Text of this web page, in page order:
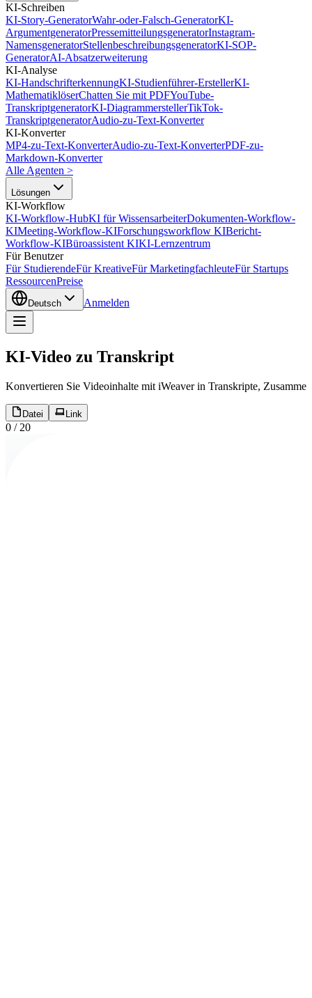
KI-Schreiben
KI-Story-GeneratorWahr-oder-Falsch-GeneratorKI-
ArgumentgeneratorPressemitteilungsgeneratorInstagram-
NamensgeneratorStellenbeschreibungsgeneratorKI-SOP-
GeneratorAI-Absatzerweiterung
KI-Analyse
KI-HandschrifterkennungKI-Studienführer-ErstellerKI-
MathematiklöserChatten Sie mit PDFYouTube-
TranskriptgeneratorKI-DiagrammerstellerTikTok-
TranskriptgeneratorAudio-zu-Text-Konverter
KI-Konverter
MP4-zu-Text-KonverterAudio-zu-Text-KonverterPDF-zu-
Markdown-Konverter
Alle Agenten >
Lösungen
KI-Workflow
KI-Workflow-HubKI für WissensarbeiterDokumenten-Workflow-
KIMeeting-Workflow-KIForschungsworkflow KIBericht-
Workflow-KIBüroassistent KIKI-Lernzentrum
Für Benutzer
Für StudierendeFür KreativeFür MarketingfachleuteFür Startups
RessourcenPreise
Deutsch Anmelden
KI-Video zu Transkript
Konvertieren Sie Videoinhalte mit iWeaver in Transkripte,
Datei Link
0 / 20